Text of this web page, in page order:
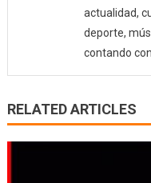
actualidad,
deporte,
contando
RELATED ARTICLES